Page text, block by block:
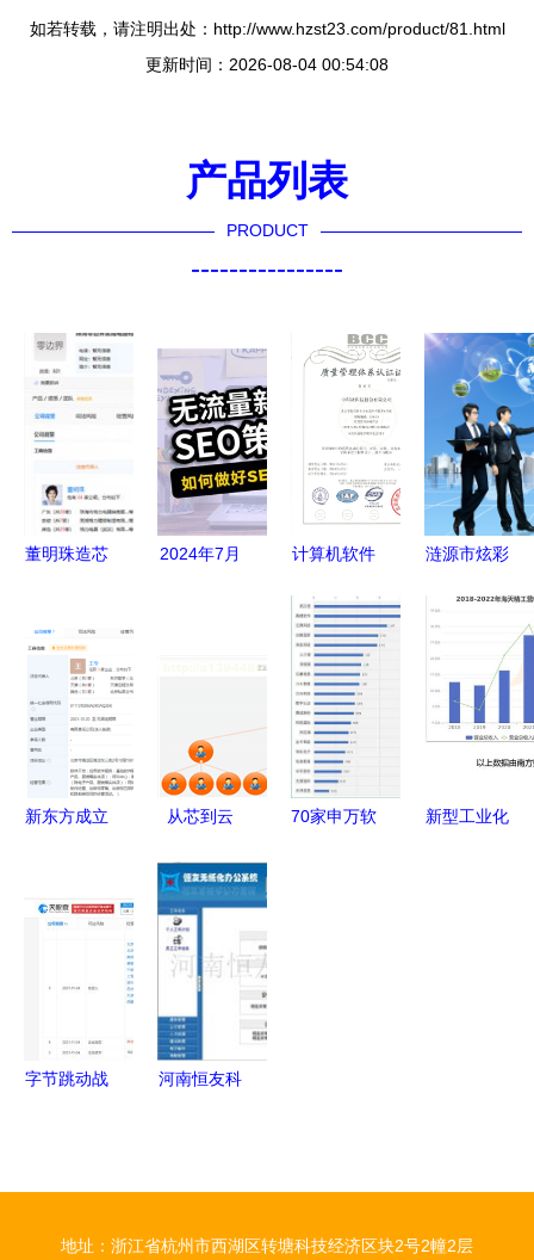
如若转载，请注明出处：http://www.hzst23.com/product/81.html
更新时间：2026-08-04 00:54:08
产品列表
PRODUCT
----------------
董明珠造芯
玩 格力集
成电路公司
成立，发力
计算机软件
开发与销售
2024年7月
计算机软件
的质量管理
体系认证证
书价值解析
涟源市炫彩
引领计算机
软件开发与
销售的未来
新东方成立
发领域，拓
全产业链
从芯到云
开发与系统
服务的全链
条解析
70家申万软
新型工业化
字节跳动战
河南恒友科
地址：浙江省杭州市西湖区转塘科技经济区块2号2幢2层